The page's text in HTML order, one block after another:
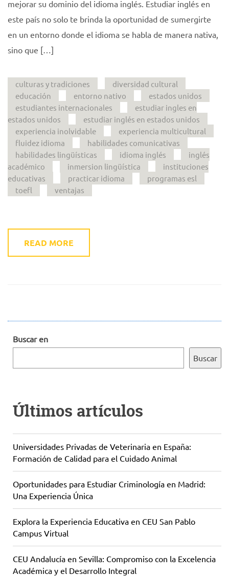
mejorar su dominio del idioma inglés. Estudiar inglés en
este país no solo te brinda la oportunidad de sumergirte
en un entorno donde el idioma se habla de manera nativa,
sino que […]
culturas y tradiciones
diversidad cultural
educación
entorno nativo
estados unidos
estudiantes internacionales
estudiar ingles en
estados unidos
estudiar inglés en estados unidos
experiencia inolvidable
experiencia multicultural
fluidez idioma
habilidades comunicativas
habilidades lingüísticas
idioma inglés
inglés
académico
inmersion lingüística
instituciones
educativas
practicar idioma
programas esl
toefl
ventajas
READ MORE
Buscar en
Buscar
Últimos artículos
Universidades Privadas de Veterinaria en España:
Formación de Calidad para el Cuidado Animal
Oportunidades para Estudiar Criminología en Madrid:
Una Experiencia Única
Explora la Experiencia Educativa en CEU San Pablo
Campus Virtual
CEU Andalucía en Sevilla: Compromiso con la Excelencia
Académica y el Desarrollo Integral